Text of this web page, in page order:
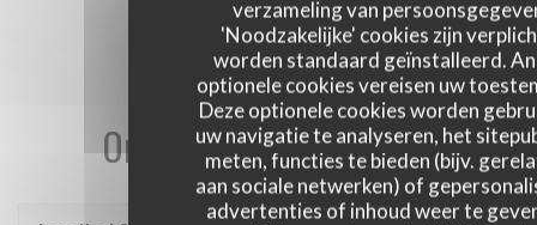
verzameling van
'Noodzakelijke' cookies zijn
worden standaard geïnstalleerd.
optionele cookies vereisen uw
Deze optionele cookies worden
uw navigatie te analyseren, het
meten, functies te bieden (bijv.
aan sociale netwerken) of
advertenties of inhoud weer te
Onze gastbeoordelingen